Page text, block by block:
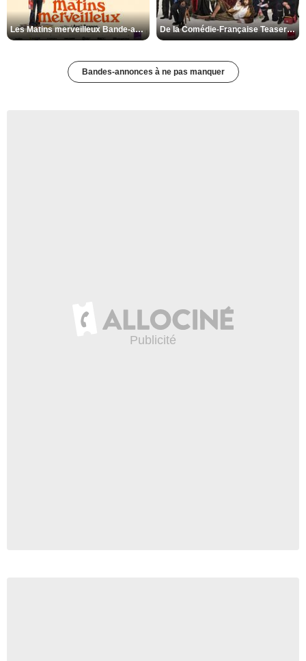
Les Matins merveilleux Bande-annonce VF De la Comédie-Française Teaser VF
Bandes-annonces à ne pas manquer